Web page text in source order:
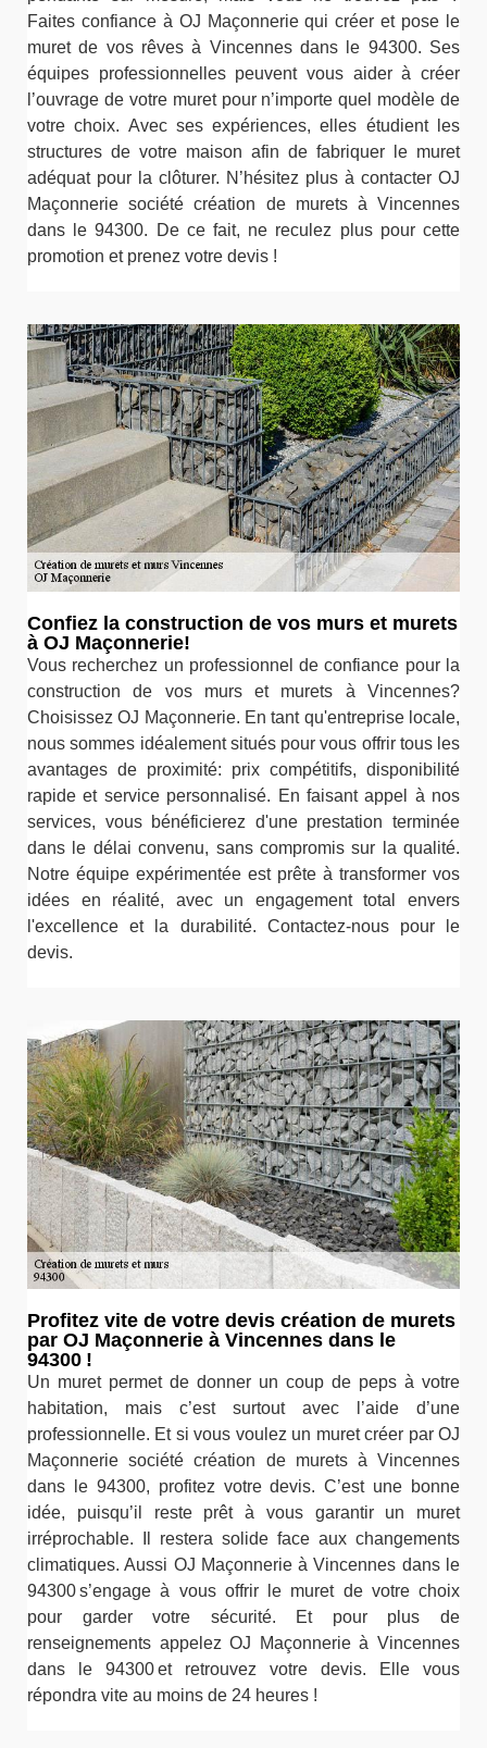
Faites confiance à OJ Maçonnerie qui créer et pose le
muret de vos rêves à Vincennes dans le 94300. Ses
équipes professionnelles peuvent vous aider à créer
l’ouvrage de votre muret pour n’importe quel modèle de
votre choix. Avec ses expériences, elles étudient les
structures de votre maison afin de fabriquer le muret
adéquat pour la clôturer. N’hésitez plus à contacter OJ
Maçonnerie société création de murets à Vincennes
dans le 94300. De ce fait, ne reculez plus pour cette
promotion et prenez votre devis !
Confiez la construction de vos murs et murets
à OJ Maçonnerie!
Vous recherchez un professionnel de confiance pour la
construction de vos murs et murets à Vincennes?
Choisissez OJ Maçonnerie. En tant qu'entreprise locale,
nous sommes idéalement situés pour vous offrir tous les
avantages de proximité: prix compétitifs, disponibilité
rapide et service personnalisé. En faisant appel à nos
services, vous bénéficierez d'une prestation terminée
dans le délai convenu, sans compromis sur la qualité.
Notre équipe expérimentée est prête à transformer vos
idées en réalité, avec un engagement total envers
l'excellence et la durabilité. Contactez-nous pour le
devis.
Profitez vite de votre devis création de murets
par OJ Maçonnerie à Vincennes dans le
94300 !
Un muret permet de donner un coup de peps à votre
habitation, mais c’est surtout avec l’aide d’une
professionnelle. Et si vous voulez un muret créer par OJ
Maçonnerie société création de murets à Vincennes
dans le 94300, profitez votre devis. C’est une bonne
idée, puisqu’il reste prêt à vous garantir un muret
irréprochable. Il restera solide face aux changements
climatiques. Aussi OJ Maçonnerie à Vincennes dans le
94300 s’engage à vous offrir le muret de votre choix
pour garder votre sécurité. Et pour plus de
renseignements appelez OJ Maçonnerie à Vincennes
dans le 94300 et retrouvez votre devis. Elle vous
répondra vite au moins de 24 heures !